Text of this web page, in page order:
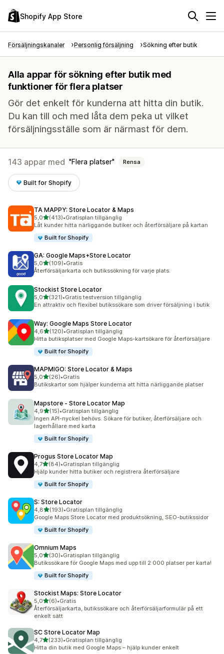
Shopify App Store
Försäljningskanaler Personlig försäljning Sökning efter butik
Alla appar för sökning efter butik med
funktioner för flera platser
Gör det enkelt för kunderna att hitta din butik.
Du kan till och med låta dem peka ut vilket
försäljningsställe som är närmast för dem.
143 appar med Flera platser Rensa
Built for Shopify
TA MAPPY: Store Locator & Maps
5,0av 5 stjärnor
(413)
413 recensioner totalt
•Gratisplan tillgänglig
Låt kunder hitta närliggande butiker och återförsäljare på kartan
Built for Shopify
GA: Google Maps+Store Locator
5,0av 5 stjärnor
(109)
109 recensioner totalt
•Gratis
Återförsäljarkarta och butikssökning för varje plats.
Stockist Store Locator
5,0av 5 stjärnor
(321)
321 recensioner totalt
•Gratis testversion tillgänglig
En attraktiv och flexibel butikssökare som driver försäljning i butik
Way: Google Maps Store Locator
4,6av 5 stjärnor
(120)
120 recensioner totalt
•Gratisplan tillgänglig
Hitta butiksplatser med Google Maps-kartsökare för återförsäljare
Built for Shopify
MAPMIGO: Store Locator & Maps
5,0av 5 stjärnor
(26)
26 recensioner totalt
•Gratis
Butikskartor som hjälper kunderna att hitta närliggande platser
Mapstore ‑ Store Locator Map
4,9av 5 stjärnor
(15)
15 recensioner totalt
•Gratisplan tillgänglig
Ingen API-nyckel behövs. Sökare för butiker, återförsäljare och
lagerhållare med karta
Built for Shopify
Progus Store Locator Map
4,7av 5 stjärnor
(84)
84 recensioner totalt
•Gratisplan tillgänglig
Hjälp kunder hitta butiker och registrera återförsäljare
Built for Shopify
S: Store Locator
4,8av 5 stjärnor
(193)
193 recensioner totalt
•Gratisplan tillgänglig
Google Maps Store Locator med produktsökning, SEO-butikssidor
Built for Shopify
Omnium Maps
5,0av 5 stjärnor
(30)
30 recensioner totalt
•Gratisplan tillgänglig
Butikssökare för Google Maps med upp till 2 000 platser per karta!
Built for Shopify
Stockist Maps: Store Locator
5,0av 5 stjärnor
(6)
6 recensioner totalt
•Gratis
Återförsäljarkarta, butikssökare och återförsäljarformulär på ett
enkelt sätt
SC Store Locator Map
4,7av 5 stjärnor
(233)
233 recensioner totalt
•Gratisplan tillgänglig
Hitta din butik med Google Maps – hjälp kunder enkelt